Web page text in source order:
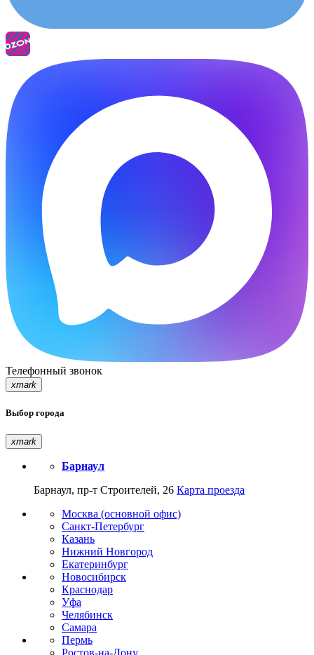
Телефонный звонок
xmark
Выбор города
xmark
Барнаул
Барнаул, пр-т Строителей, 26 Карта проезда
Москва (основной офис)
Санкт-Петербург
Казань
Нижний Новгород
Екатеринбург
Новосибирск
Краснодар
Уфа
Челябинск
Самара
Пермь
Ростов-на-Дону